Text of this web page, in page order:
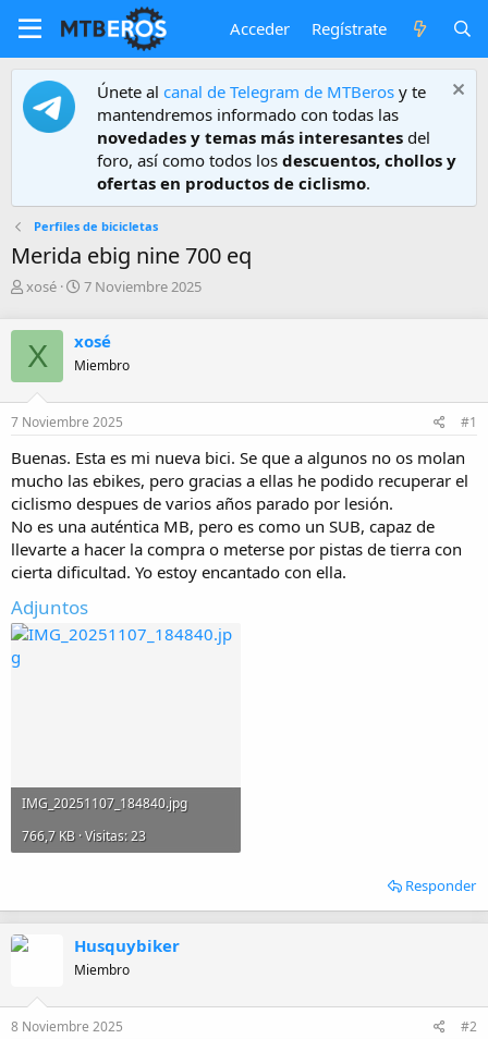
Acceder Regístrate
Únete al canal de Telegram de MTBeros y te
mantendremos informado con todas las
novedades y temas más interesantes del
foro, así como todos los descuentos, chollos y
ofertas en productos de ciclismo.
Perfiles de bicicletas
Merida ebig nine 700 eq
A
o
r
xosé
F
h
a
e
i
i
c
i
o
7 Noviembre 2025
X xosé
Miembro
7 Noviembre 2025 #1
Buenas. Esta es mi nueva bici. Se que a algunos no os molan
mucho las ebikes, pero gracias a ellas he podido recuperar el
ciclismo despues de varios años parado por lesión.
No es una auténtica MB, pero es como un SUB, capaz de
llevarte a hacer la compra o meterse por pistas de tierra con
cierta dificultad. Yo estoy encantado con ella.
Adjuntos
IMG_20251107_184840.jpg
766,7 KB · Visitas: 23
Responder
Husquybiker
Miembro
8 Noviembre 2025 #2